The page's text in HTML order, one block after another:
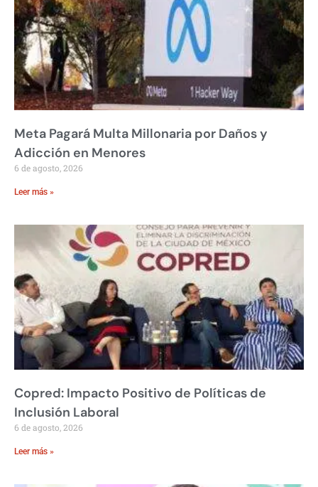
Meta Pagará Multa Millonaria por Daños y
Adicción en Menores
6 de agosto, 2026
Leer más »
Copred: Impacto Positivo de Políticas de
Inclusión Laboral
6 de agosto, 2026
Leer más »